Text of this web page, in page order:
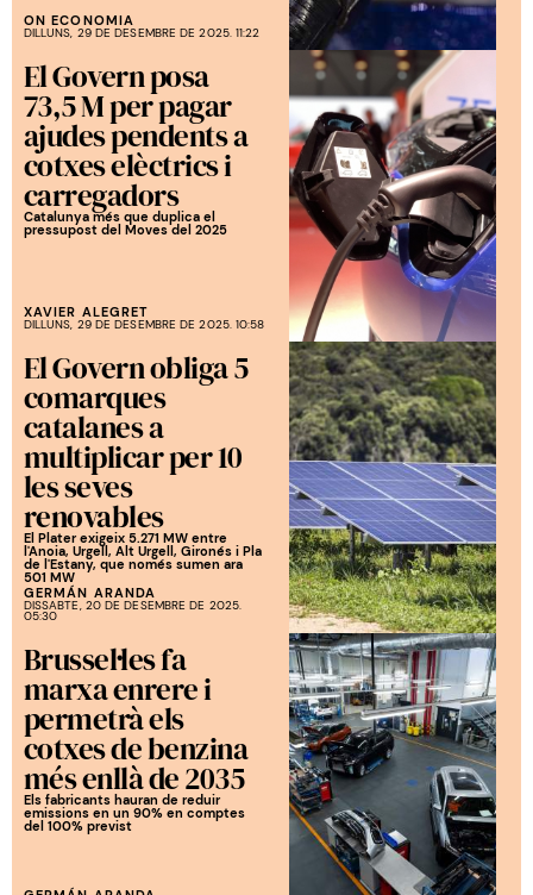
ON ECONOMIA
DILLUNS, 29 DE DESEMBRE DE 2025. 11:22
El Govern posa
73,5 M per pagar
ajudes pendents a
cotxes elèctrics i
carregadors
Catalunya més que duplica el
pressupost del Moves del 2025
XAVIER ALEGRET
DILLUNS, 29 DE DESEMBRE DE 2025. 10:58
El Govern obliga 5
comarques
catalanes a
multiplicar per 10
les seves
renovables
El Plater exigeix 5.271 MW entre
l'Anoia, Urgell, Alt Urgell, Gironés i Pla
de l'Estany, que només sumen ara
501 MW
GERMÁN ARANDA
DISSABTE, 20 DE DESEMBRE DE 2025.
05:30
Brussel·les fa
marxa enrere i
permetrà els
cotxes de benzina
més enllà de 2035
Els fabricants hauran de reduir
emissions en un 90% en comptes
del 100% previst